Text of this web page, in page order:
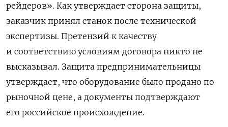
рейдеров». Как утверждает сторона защиты,
заказчик принял станок после технической
экспертизы. Претензий к качеству
и соответствию условиям договора никто не
высказывал. Защита предпринимательницы
утверждает, что оборудование было продано по
рыночной цене, а документы подтверждают
его российское происхождение.